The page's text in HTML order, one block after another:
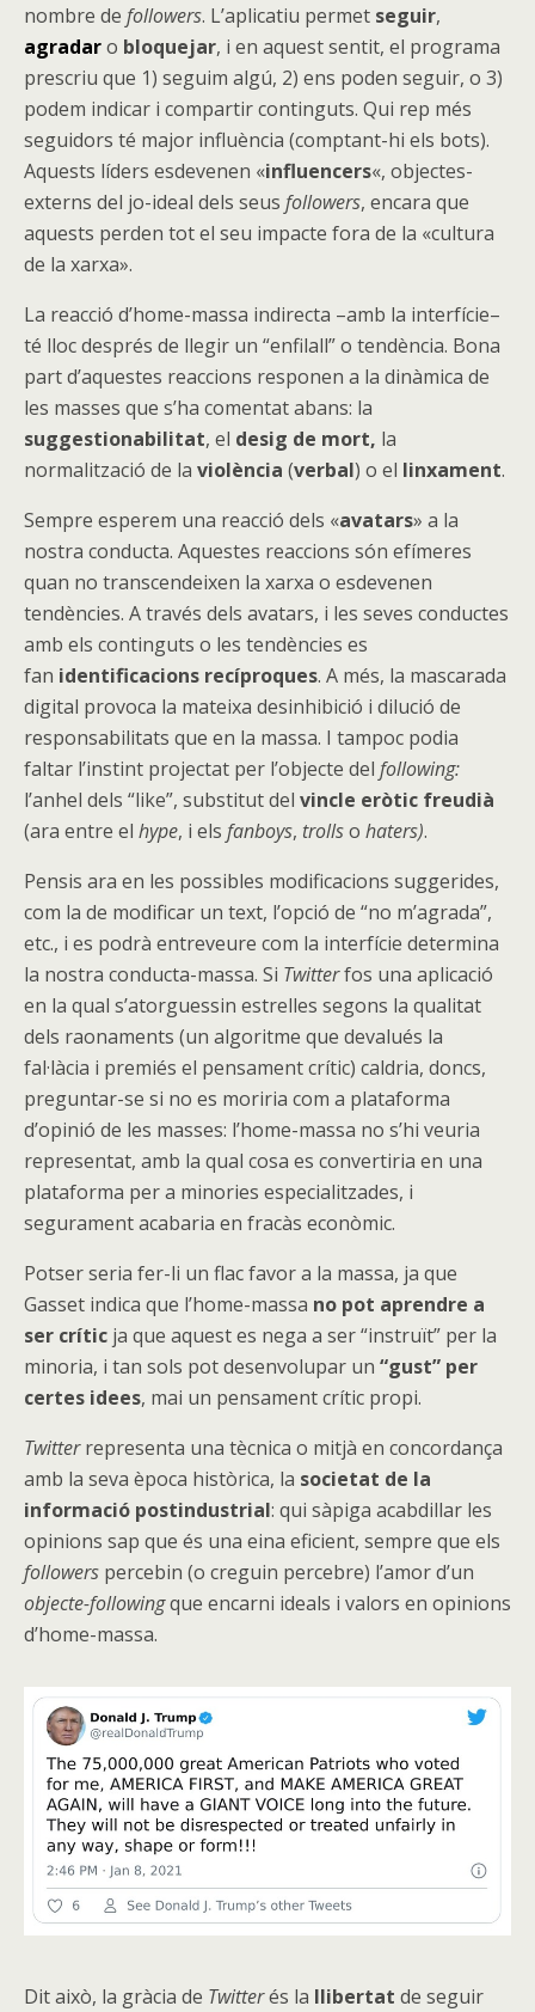
nombre de followers. L’aplicatiu permet seguir,
agradaro bloquejar, i en aquest sentit, el programa
prescriu que 1) seguim algú, 2) ens poden seguir, o 3)
podem indicar i compartir continguts. Qui rep més
seguidors té major influència (comptant-hi els bots).
Aquests líders esdevenen «influencers«, objectes-
externs del jo-ideal dels seus followers, encara que
aquests perden tot el seu impacte fora de la «cultura
de la xarxa».
La reacció d’home-massa indirecta –amb la interfície–
té lloc després de llegir un “enfilall” o tendència. Bona
part d’aquestes reaccions responen a la dinàmica de
les masses que s’ha comentat abans: la
suggestionabilitat, el desig de mort, la
normalització de la violència (verbal) o el linxament.
Sempre esperem una reacció dels «avatars» a la
nostra conducta. Aquestes reaccions són efímeres
quan no transcendeixen la xarxa o esdevenen
tendències. A través dels avatars, i les seves conductes
amb els continguts o les tendències es
fan identificacions recíproques. A més, la mascarada
digital provoca la mateixa desinhibició i dilució de
responsabilitats que en la massa. I tampoc podia
faltar l’instint projectat per l’objecte del following:
l’anhel dels “like”, substitut del vincle eròtic freudià
(ara entre el hype, i els fanboys, trollso haters).
Pensis ara en les possibles modificacions suggerides,
com la de modificar un text, l’opció de “no m’agrada”,
etc., i es podrà entreveure com la interfície determina
la nostra conducta-massa. Si Twitterfos una aplicació
en la qual s’atorguessin estrelles segons la qualitat
dels raonaments (un algoritme que devalués la
fal·làcia i premiés el pensament crític) caldria, doncs,
preguntar-se si no es moriria com a plataforma
d’opinió de les masses: l’home-massa no s’hi veuria
representat, amb la qual cosa es convertiria en una
plataforma per a minories especialitzades, i
segurament acabaria en fracàs econòmic.
Potser seria fer-li un flac favor a la massa, ja que
Gasset indica que l’home-massa no pot aprendre a
ser crític ja que aquest es nega a ser “instruït” per la
minoria, i tan sols pot desenvolupar un “gust” per
certes idees, mai un pensament crític propi.
Twitterrepresenta una tècnica o mitjà en concordança
amb la seva època històrica, la societat de la
informació postindustrial: qui sàpiga acabdillar les
opinions sap que és una eina eficient, sempre que els
followers percebin (o creguin percebre) l’amor d’un
objecte-followingque encarni ideals i valors en opinions
d’home-massa.
Dit això, la gràcia de Twitterés la llibertat de seguir